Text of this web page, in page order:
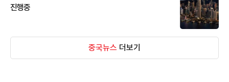
진행중
중국뉴스 더보기